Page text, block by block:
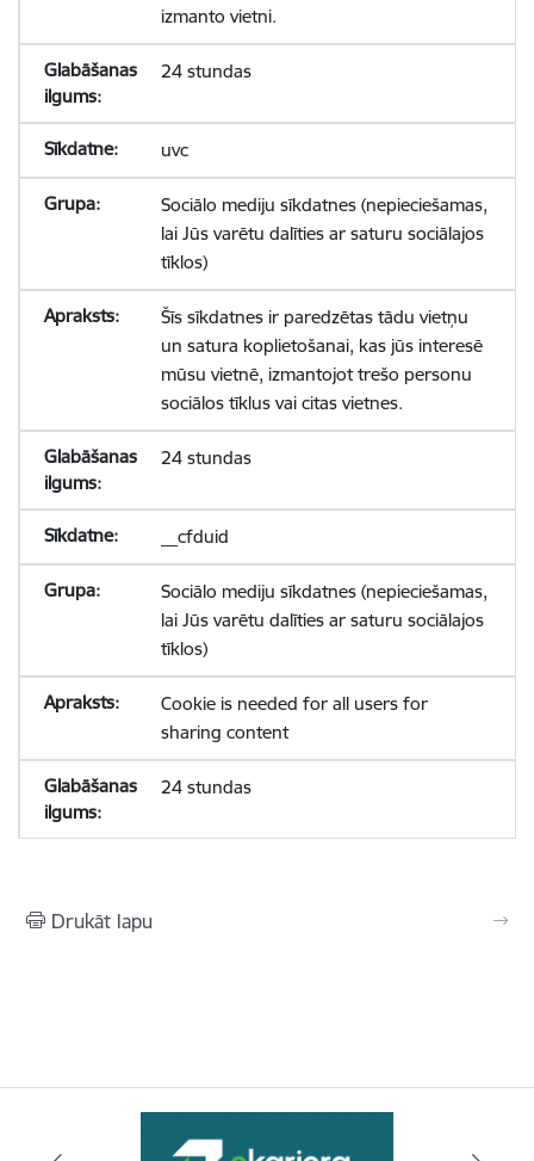
izmanto vietni.
24 stundas
uvc
Sociālo mediju sīkdatnes (nepieciešamas,
lai Jūs varētu dalīties ar saturu sociālajos
tīklos)
Šīs sīkdatnes ir paredzētas tādu vietņu
un satura koplietošanai, kas jūs interesē
mūsu vietnē, izmantojot trešo personu
sociālos tīklus vai citas vietnes.
24 stundas
__cfduid
Sociālo mediju sīkdatnes (nepieciešamas,
lai Jūs varētu dalīties ar saturu sociālajos
tīklos)
Cookie is needed for all users for
sharing content
24 stundas
Drukāt lapu